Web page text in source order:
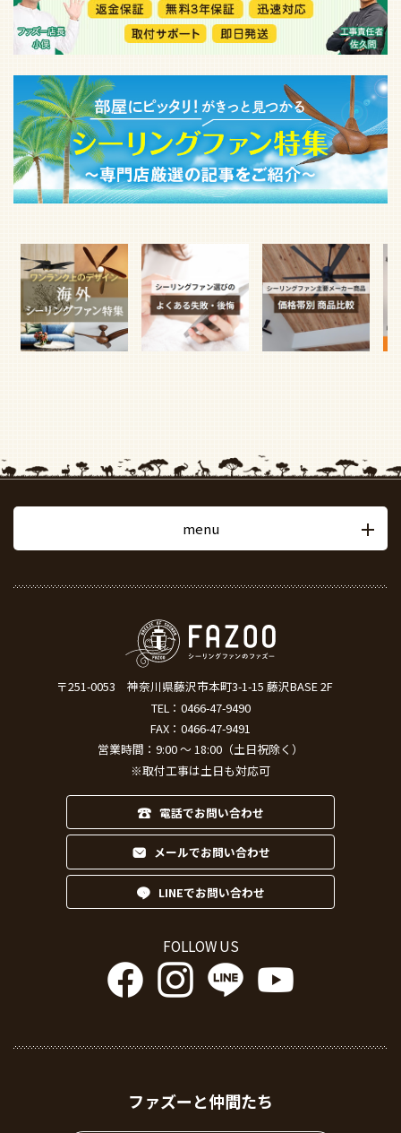
menu
神奈川県藤沢市本町3-1-15 藤沢BASE 2F
TEL：0466-47-9490
FAX：0466-47-9491
営業時間：9:00 ～ 18:00（土日祝除く）
※取付工事は土日も対応可
電話でお問い合わせ
メールでお問い合わせ
LINEでお問い合わせ
シーリングファン・ライト通販専門店